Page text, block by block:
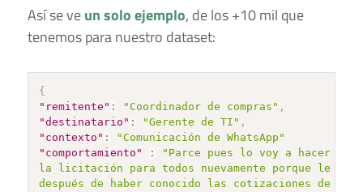
Así se veun solo ejemplo, de los +10 mil que
tenemos para nuestro dataset:
{
"remitente" : "Coordinador de compras" ,
"destinatario" : "Gerente de TI" ,
"contexto" :
"Comunicación de WhatsApp"
"comportamiento"
:
"Parce pues lo voy a hacer
la licitación para todos nuevamente porque le
después de haber conocido las cotizaciones de